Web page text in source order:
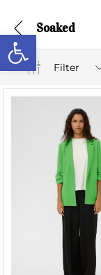
Abrir barra de herramientas Soaked
Filter